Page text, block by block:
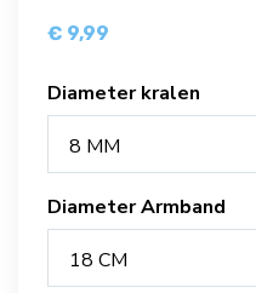
€ 9,99
Diameter kralen
8 MM
Diameter Armband
18 CM